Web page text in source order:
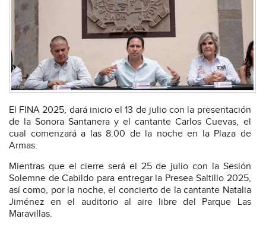
El FINA 2025, dará inicio el 13 de julio con la presentación
de la Sonora Santanera y el cantante Carlos Cuevas, el
cual comenzará a las 8:00 de la noche en la Plaza de
Armas.
Mientras que el cierre será el 25 de julio con la Sesión
Solemne de Cabildo para entregar la Presea Saltillo 2025,
así como, por la noche, el concierto de la cantante Natalia
Jiménez en el auditorio al aire libre del Parque Las
Maravillas.